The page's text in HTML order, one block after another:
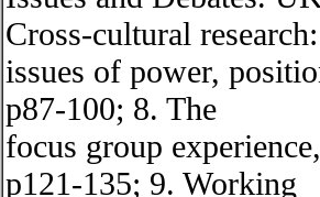
Cross-cultural research:
issues of power,
p87-100; 8. The
focus group
p121-135; 9. Working